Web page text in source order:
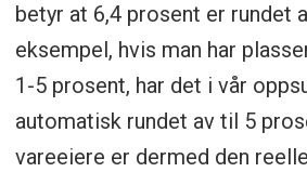
betyr at 6,4 prosent er rundet
eksempel, hvis man har
1-5 prosent, har det i vår
automatisk rundet av til 5
vareeiere er dermed den